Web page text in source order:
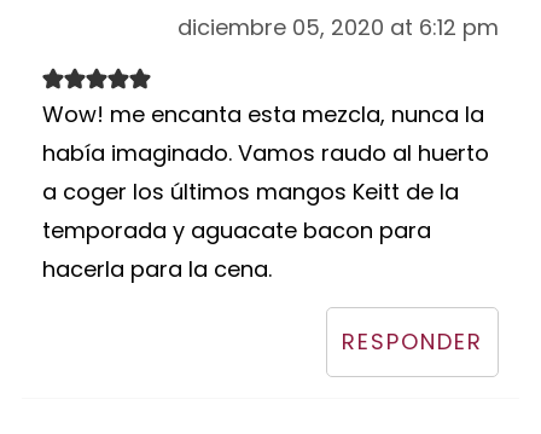
diciembre 05, 2020 at 6:12 pm
Wow! me encanta esta mezcla, nunca la
había imaginado. Vamos raudo al huerto
a coger los últimos mangos Keitt de la
temporada y aguacate bacon para
hacerla para la cena.
RESPONDER